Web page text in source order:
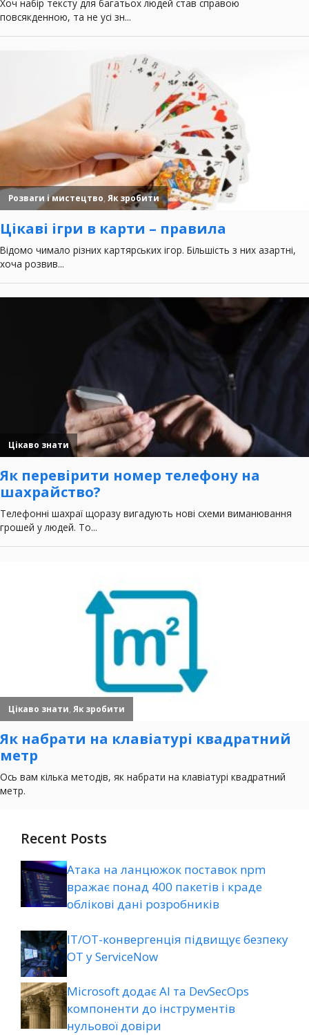
Recent Posts
Атака на ланцюжок поставок npm
вражає понад 400 пакетів і краде
облікові дані розробників
ІТ/ОТ-конвергенція підвищує безпеку
ОТ у ServiceNow
Microsoft додає AI та DevSecOps
компоненти до інструментів
нульової довіри